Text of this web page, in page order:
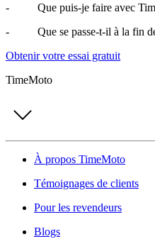
- Que puis-je faire avec
- Que se passe-t-il à la fin de
Obtenir votre essai gratuit
TimeMoto
À propos TimeMoto
Témoignages de clients
Pour les revendeurs
Blogs